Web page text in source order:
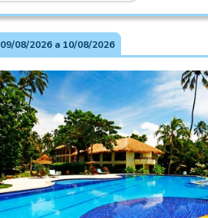
09/08/2026a 10/08/2026